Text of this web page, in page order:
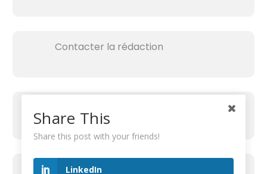
Contacter la rédaction
RECHERCHER SUR LE SITE
Share This
Share this post with your friends!
LinkedIn